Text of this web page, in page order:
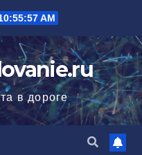
AM
в дороге